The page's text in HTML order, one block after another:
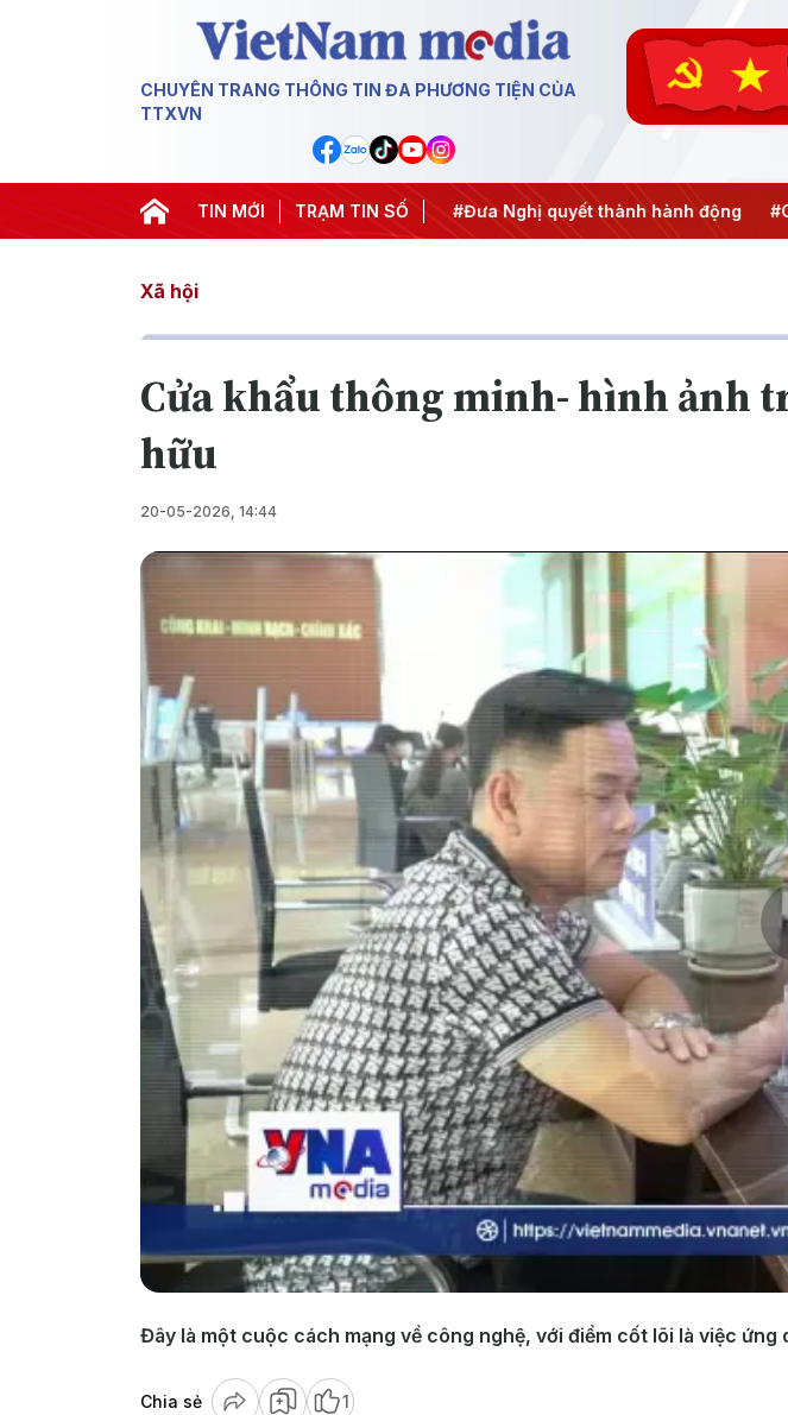
CHUYÊN TRANG THÔNG TIN ĐA PHƯƠNG TIỆN CỦA
TTXVN
TIN MỚI TRẠM TIN SỐ
#Hội nghị Trung ương 3 #APEC 2027 #Đưa Nghị quyết thành hành động
Xã hội
Cửa khẩu thông minh- hình ảnh
hữu
20-05-2026, 14:44
Đây là một cuộc cách mạng về công nghệ, với điểm cốt lõi là việc
Chia sẻ 1